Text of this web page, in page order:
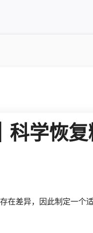
科学恢复
在差异，因此制定一个